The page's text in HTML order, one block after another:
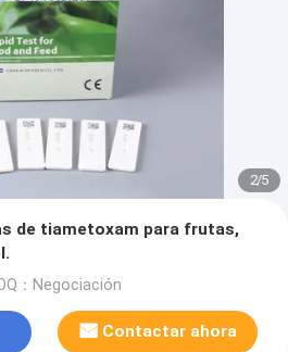
2/5
de tiametoxam para frutas,
：Negociación
Contactar ahora